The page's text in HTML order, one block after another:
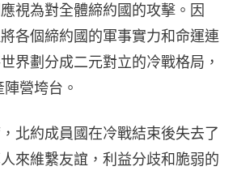
視為對全體締約國的攻擊。因
各個締約國的軍事實力和命運連
界劃分成二元對立的冷戰格局，
營垮台。
北約成員國在冷戰結束後失去了
來維繫友誼，利益分歧和脆弱的